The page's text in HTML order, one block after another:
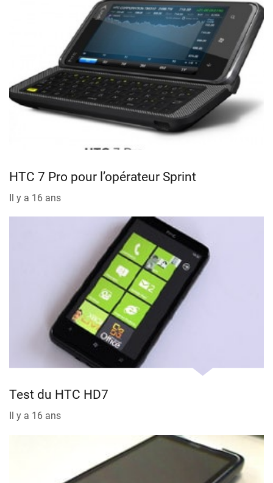
HTC 7 Pro pour l’opérateur Sprint
Il y a 16 ans
Test du HTC HD7
Il y a 16 ans